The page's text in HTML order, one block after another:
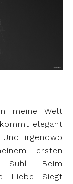
meine Welt
elegant
irgendwo
ersten
Suhl. Beim
Liebe Siegt